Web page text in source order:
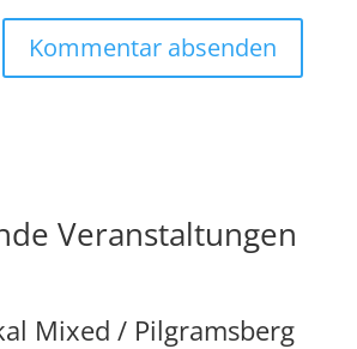
Veranstaltungen
Mixed / Pilgramsberg